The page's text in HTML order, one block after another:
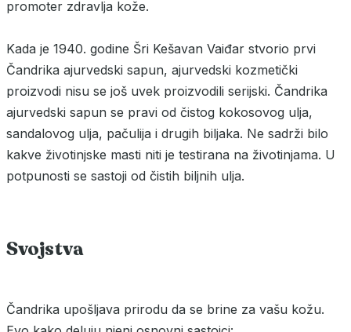
promoter zdravlja kože.
Kada je 1940. godine Šri Kešavan Vaiđar stvorio prvi
Čandrika ajurvedski sapun, ajurvedski kozmetički
proizvodi nisu se još uvek proizvodili serijski. Čandrika
ajurvedski sapun se pravi od čistog kokosovog ulja,
sandalovog ulja, pačulija i drugih biljaka. Ne sadrži bilo
kakve životinjske masti niti je testirana na životinjama. U
potpunosti se sastoji od čistih biljnih ulja.
Svojstva
Čandrika upošljava prirodu da se brine za vašu kožu.